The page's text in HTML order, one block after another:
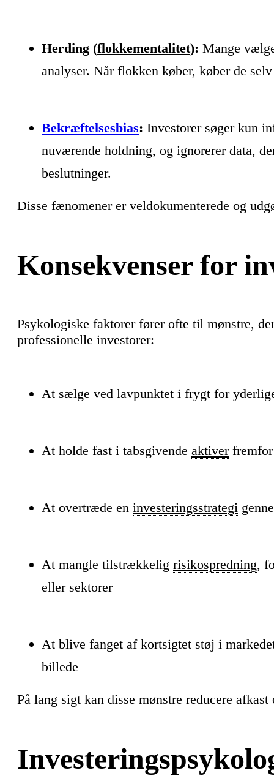
Herding (flokkementalitet): Mange
analyser. Når flokken køber, køber de
Bekræftelsesbias: Investorer søger kun
nuværende holdning, og ignorerer data,
beslutninger.
Disse fænomener er veldokumenterede og
Konsekvenser for
Psykologiske faktorer fører ofte til mønstre,
professionelle investorer:
At sælge ved lavpunktet i frygt for
At holde fast i tabsgivende aktiverfremfor
At overtræde en investeringsstrategi
At mangle tilstrækkelig risikospredning,
eller sektorer
At blive fanget af kortsigtet støj i
billede
På lang sigt kan disse mønstre reducere